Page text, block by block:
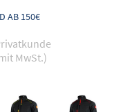
AB 150€
MwSt.)